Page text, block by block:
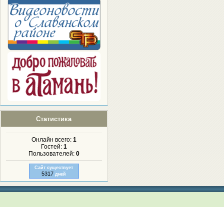
Статистика
Онлайн всего: 1
Гостей: 1
Пользователей: 0
Сайт существует
5317 дней